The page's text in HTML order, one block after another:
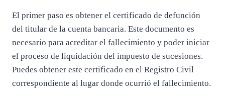
El primer paso es obtener el certificado de defunción
del titular de la cuenta bancaria. Este documento es
necesario para acreditar el fallecimiento y poder iniciar
el proceso de liquidación del impuesto de sucesiones.
Puedes obtener este certificado en el Registro Civil
correspondiente al lugar donde ocurrió el fallecimiento.